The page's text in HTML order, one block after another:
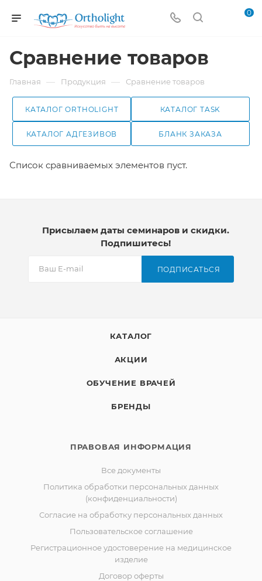
0
Сравнение товаров
Главная — Продукция — Сравнение товаров
КАТАЛОГ ORTHOLIGHT КАТАЛОГ TASK
КАТАЛОГ АДГЕЗИВОВ БЛАНК ЗАКАЗА
Список сравниваемых элементов пуст.
Присылаем даты семинаров и скидки.
Подпишитесь!
ПОДПИСАТЬСЯ
КАТАЛОГ
АКЦИИ
ОБУЧЕНИЕ ВРАЧЕЙ
БРЕНДЫ
ПРАВОВАЯ ИНФОРМАЦИЯ
Все документы
Политика обработки персональных данных
(конфиденциальности)
Согласие на обработку персональных данных
Пользовательское соглашение
Регистрационное удостоверение на медицинское
изделие
Договор оферты